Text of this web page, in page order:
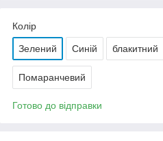
Колір
Зелений Синій блакитний
Помаранчевий
Готово до відправки